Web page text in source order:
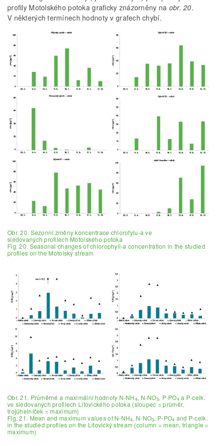
profily Motolského potoka graficky znázorněny na obr. 20.
V některých termínech hodnoty v grafech chybí.
Obr. 20. Sezonní změny koncentrace chlorofylu-a ve
sledovaných profilech Motolského potoka
Fig. 20. Seasonal changes of chlorophyll-a concentration in the studied
profiles on the Motolský stream
Obr. 21. Průměrné a maximální hodnoty N-NH4, N-NO3, P-PO4 a P-celk.
ve sledovaných profilech Litovického potoka (sloupec = průměr,
trojúhelníček = maximum)
Fig. 21. Mean and maximum values of N-NH4, N-NO3, P-PO4 and P-celk.
in the studied profiles on the Litovický stream (column = mean, triangle =
maximum)